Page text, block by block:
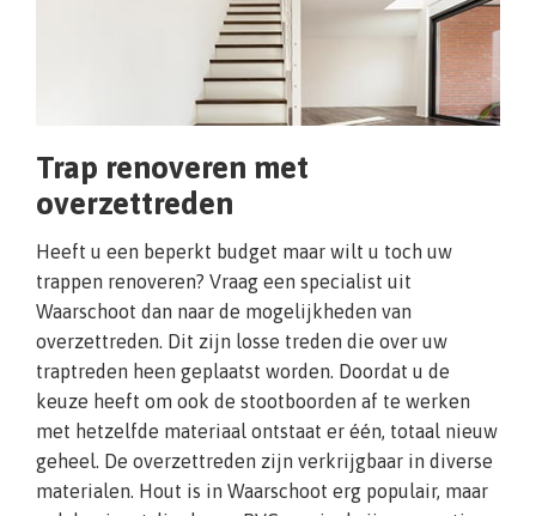
Trap renoveren met
overzettreden
Heeft u een beperkt budget maar wilt u toch uw
trappen renoveren? Vraag een specialist uit
Waarschoot dan naar de mogelijkheden van
overzettreden. Dit zijn losse treden die over uw
traptreden heen geplaatst worden. Doordat u de
keuze heeft om ook de stootboorden af te werken
met hetzelfde materiaal ontstaat er één, totaal nieuw
geheel. De overzettreden zijn verkrijgbaar in diverse
materialen. Hout is in Waarschoot erg populair, maar